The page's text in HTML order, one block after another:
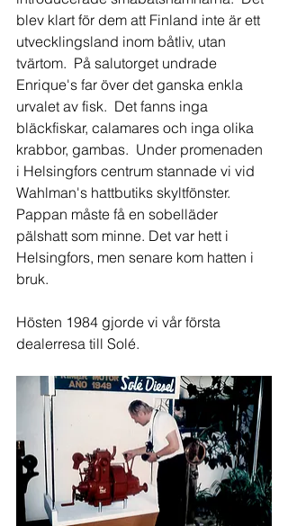
blev klart för dem att Finland inte är ett
utvecklingsland inom båtliv, utan
tvärtom.  På salutorget undrade
Enrique's far över det ganska enkla
urvalet av fisk.  Det fanns inga
bläckfiskar, calamares och inga olika
krabbor, gambas.  Under promenaden
i Helsingfors centrum stannade vi vid
Wahlman's hattbutiks skyltfönster.
Pappan måste få en sobelläder
pälshatt som minne. Det var hett i
Helsingfors, men senare kom hatten i
bruk.
Hösten 1984 gjorde vi vår första
dealerresa till Solé.